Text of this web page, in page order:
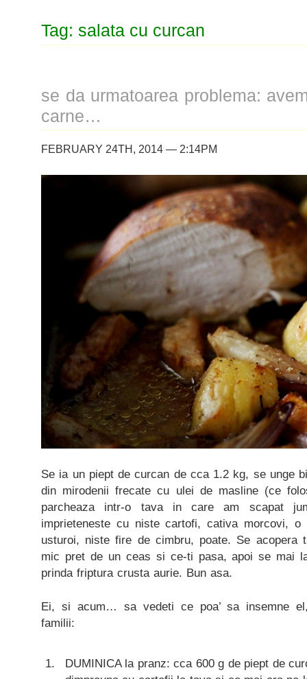
Tag: salata cu curcan
se da urmatoarea problema:
carne…
FEBRUARY 24TH, 2014 — 2:14PM
Se ia un piept de curcan de cca 1.2 kg, se unge
din mirodenii frecate cu ulei de masline (ce
parcheaza intr-o tava in care am scapat
imprieteneste cu niste cartofi, cativa morcovi,
usturoi, niste fire de cimbru, poate. Se
mic pret de un ceas si ce-ti pasa, apoi se mai
prinda friptura crusta aurie. Bun asa.
Ei, si acum… sa vedeti ce poa’ sa insemne
familii:
DUMINICA la pranz: cca 600 g de piept de